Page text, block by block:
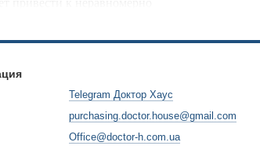
может привести к тому, что еда будет
Telegram Доктор Хаус
purchasing.doctor.house@gmail.com
Office@doctor-h.com.ua